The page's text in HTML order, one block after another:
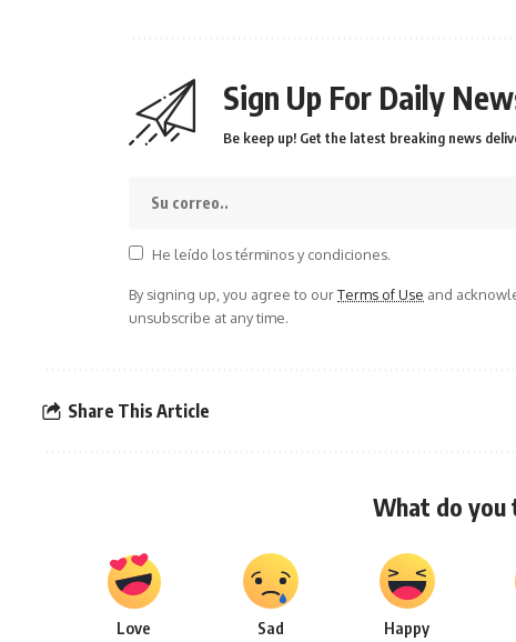
Sign Up For Daily
Be keep up! Get the latest breaking news
He leído los términos y condiciones.
By signing up, you agree to ourTerms of Use and
unsubscribe at any time.
Share This Article
What do you
Love Sad Happy